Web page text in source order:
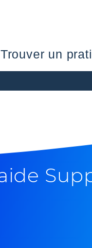
Trouver un